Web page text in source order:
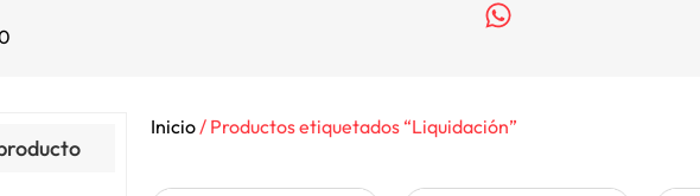
Inicio/ Productos etiquetados “Liquidación”